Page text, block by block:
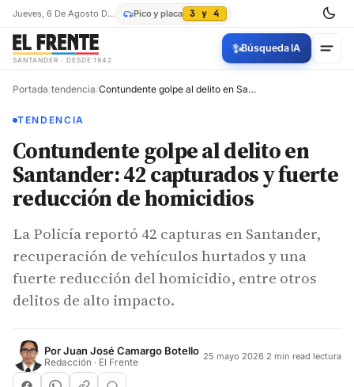
Jueves, 6 De Agosto De 2026 Pico y placa 3 y 4
SANTANDER · DESDE 1942
✨Búsqueda IA
Portada/tendencia/ Contundente golpe al delito en Santander: 42 capturados y fuerte reducción de homicidios
TENDENCIA
Contundente golpe al delito en
Santander: 42 capturados y fuerte
reducción de homicidios
La Policía reportó 42 capturas en Santander,
recuperación de vehículos hurtados y una
fuerte reducción del homicidio, entre otros
delitos de alto impacto.
PorJuan José Camargo Botello
Redacción · El Frente 25 mayo 2026·2 min read lectura